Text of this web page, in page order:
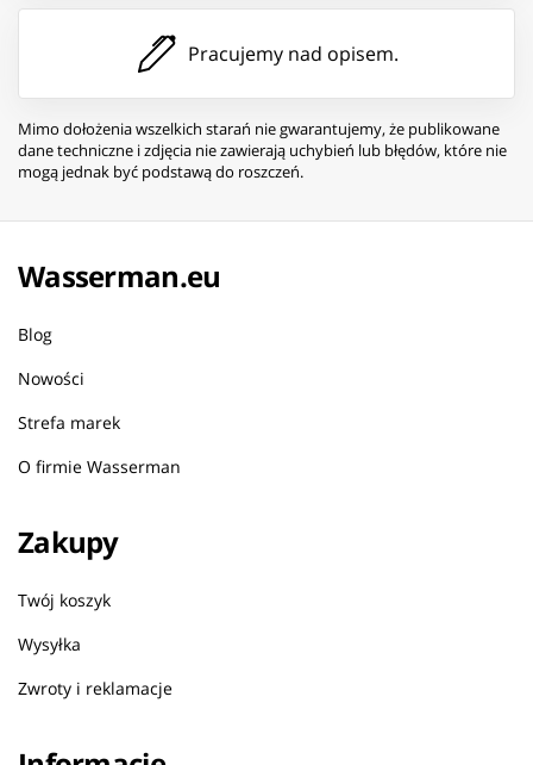
Pracujemy nad opisem.
Mimo dołożenia wszelkich starań nie gwarantujemy, że publikowane
dane techniczne i zdjęcia nie zawierają uchybień lub błędów, które nie
mogą jednak być podstawą do roszczeń.
Wasserman.eu
Blog
Nowości
Strefa marek
O firmie Wasserman
Zakupy
Twój koszyk
Wysyłka
Zwroty i reklamacje